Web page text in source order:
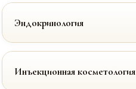
Эндокринология
Инъекционная косметология